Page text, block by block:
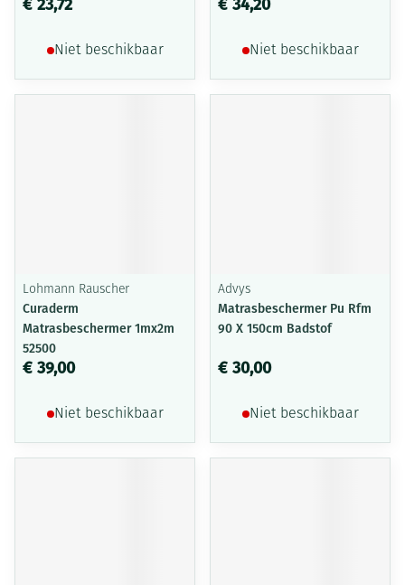
€ 23,72
Niet beschikbaar
€ 34,20
Niet beschikbaar
Lohmann Rauscher
Curaderm
Matrasbeschermer 1mx2m
52500
€ 39,00
Niet beschikbaar
Advys
Matrasbeschermer Pu Rfm
90 X 150cm Badstof
€ 30,00
Niet beschikbaar